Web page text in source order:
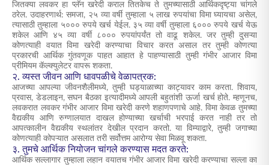
जितक्या लवकर हा प्लॅन खरेदी कराल तितकेच ते तुमच्यासाठी आर्थिकदृष्ट्या चांगले
ठरेल. उदाहरणार्थ: समजा, २५ व्या वर्षी तुम्हाला ५ लाख रुपयांचा विमा घ्यायचा असेल,
त्यासाठी तुम्हाला ५००० रुपये खर्च येईल. ३५ व्या वर्षी तुम्हाला ६००० रुपये खर्च येऊ
शकेल आणि ४५ व्या वर्षी ८००० रुपयांपर्यंत तो वाढू शकेल. जर तुम्ही दुसऱ्या
कोणत्याही वयात विमा खरेदी करण्याचा विचार करत असाल तर तुम्ही कोणत्या
प्रकारची आर्थिक गुंतवणूक पाहत आहात हे पाहण्यासाठी तुम्ही गंभीर आजार विमा
प्रीमियम कॅल्क्युलेटर वापरू शकता.
२. व्यस्त जीवन आणि धावपळीचे वेळापत्रक:
आजच्या आपल्या जीवनशैलीमध्ये, तुम्ही घड्याळाच्या काट्यावर काम करता. शिवाय,
प्रवास, डेडलाइन, सघन बैठका इत्यादीमध्ये आपली बहुतांशी ऊर्जा खर्च होते. म्हणूनच,
लवकरात लवकर गंभीर आजार विमा खरेदी करणे शहाणपणाचे आहे. विमा केवळ तुमच्या
वैद्यकीय आणि रुग्णालयात दाखल होण्याच्या खर्चाची भरपाई करत नाही तर तो
आपत्कालीन वैद्यकीय स्थलांतर देखील प्रदान करतो. या विम्याद्वारे, तुम्ही जगाच्या
कोणत्याही कोपऱ्यात असलात तरी सर्वोत्तम आरोग्य सेवा मिळवू शकता.
३. तुमचे आर्थिक नियोजन चांगले करण्यास मदत करते:
आर्थिक सल्लागार तुम्हाला लहान वयातच गंभीर आजार विमा खरेदी करण्याचा सल्ला का